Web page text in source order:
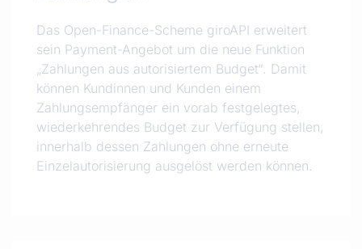
Das Open-Finance-Scheme giroAPI erweitert
sein Payment-Angebot um die neue Funktion
„Zahlungen aus autorisiertem Budget“. Damit
können Kundinnen und Kunden einem
Zahlungsempfänger ein vorab festgelegtes,
wiederkehrendes Budget zur Verfügung stellen,
innerhalb dessen Zahlungen ohne erneute
Einzelautorisierung ausgelöst werden können.